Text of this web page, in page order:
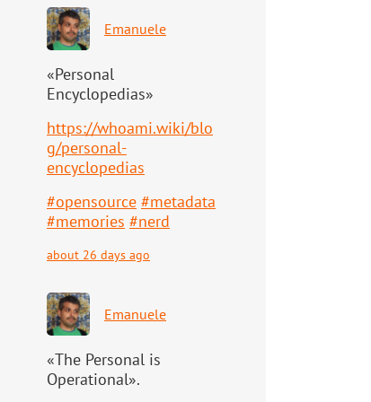
Emanuele
«Personal
Encyclopedias»
https://whoami.wiki/blo
g/personal-
encyclopedias
#opensource #metadata
#memories #nerd
about 26 days ago
Emanuele
«The Personal is
Operational».